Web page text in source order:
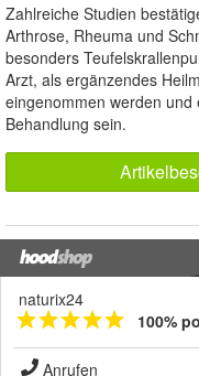
Zahlreiche Studien
Arthrose, Rheuma und
besonders
Arzt, als ergänzendes
eingenommen werden
Behandlung sein.
naturix24
100%
Anrufen